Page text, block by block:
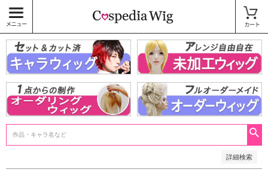
詳細検索
〜
商品タグ
キャラウィッグ
未加工ウィッグ
ベースウィッグ
衣装
SALE中